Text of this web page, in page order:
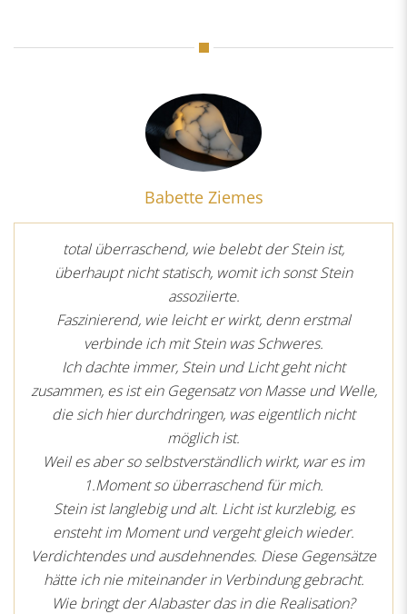
Babette Ziemes
total überraschend, wie belebt der Stein ist,
überhaupt nicht statisch, womit ich sonst Stein
assoziierte.
Faszinierend, wie leicht er wirkt, denn erstmal
verbinde ich mit Stein was Schweres.
Ich dachte immer, Stein und Licht geht nicht
zusammen, es ist ein Gegensatz von Masse und Welle,
die sich hier durchdringen, was eigentlich nicht
möglich ist.
Weil es aber so selbstverständlich wirkt, war es im
1.Moment so überraschend für mich.
Stein ist langlebig und alt. Licht ist kurzlebig, es
ensteht im Moment und vergeht gleich wieder.
Verdichtendes und ausdehnendes. Diese Gegensätze
hätte ich nie miteinander in Verbindung gebracht.
Wie bringt der Alabaster das in die Realisation?